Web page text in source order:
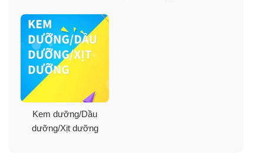
Công dụng
Sản phẩm là xứng đáng là một sản phẩm đa công dụng
khi bao gồm đến 5 chức năng khác nhau.Bên cạnh khả
năng điều chỉnh tone da và duy trì sự rạng rỡ cho kem
Kem dưỡng/Dầu
dưỡng/Xịt dưỡng